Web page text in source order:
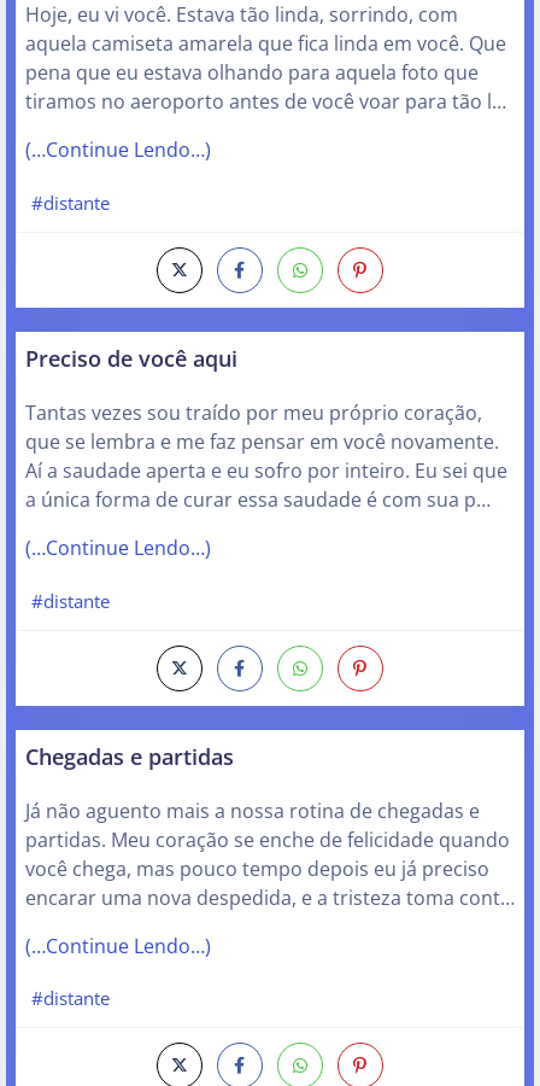
Hoje, eu vi você. Estava tão linda, sorrindo, com
aquela camiseta amarela que fica linda em você. Que
pena que eu estava olhando para aquela foto que
tiramos no aeroporto antes de você voar para tão l…
(…Continue Lendo…)
#distante
Preciso de você aqui
Tantas vezes sou traído por meu próprio coração,
que se lembra e me faz pensar em você novamente.
Aí a saudade aperta e eu sofro por inteiro. Eu sei que
a única forma de curar essa saudade é com sua p…
(…Continue Lendo…)
#distante
Chegadas e partidas
Já não aguento mais a nossa rotina de chegadas e
partidas. Meu coração se enche de felicidade quando
você chega, mas pouco tempo depois eu já preciso
encarar uma nova despedida, e a tristeza toma cont…
(…Continue Lendo…)
#distante